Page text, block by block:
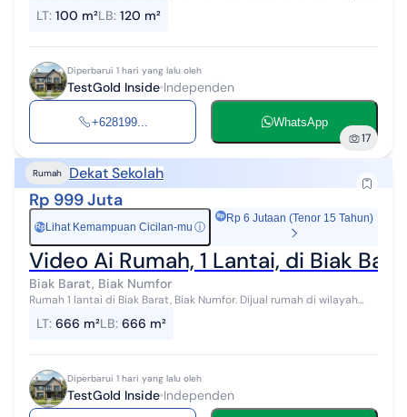
lantai ini be...
LT: 100 m²LB: 120 m²
Diperbarui 1 hari yang lalu oleh
TestGold Inside Independen
+628199... WhatsApp
17
Rumah Dekat Sekolah
Rp 999 Juta
Rp Lihat Kemampuan Cicilan-mu ⓘ
Rp 6 Jutaan (Tenor 15 Tahun)
Video Ai Rumah, 1 Lantai, di Biak
Biak Barat, Biak Numfor
Rumah 1 lantai di Biak Barat, Biak Numfor. Dijual rumah di wilayah
Spesifikasiny...
LT: 666 m²LB: 666 m²
Diperbarui 1 hari yang lalu oleh
TestGold Inside Independen